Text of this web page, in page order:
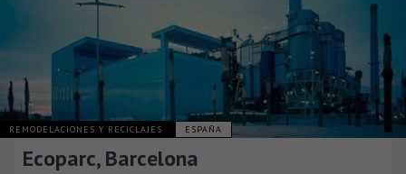
REMODELACIONES Y RECICLAJES ESPAÑA
Ecoparc, Barcelona